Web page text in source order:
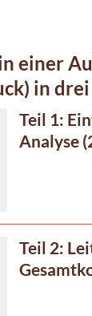
einer
in
Teil 1:
Analyse
Teil 2: